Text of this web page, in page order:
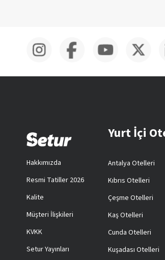
Hakkımızda
Resmi Tatiller 2026
Kalite
Müşteri İlişkileri
KVKK
Setur Yayınları
Yurt İçi
Antalya Otelleri
Kıbrıs Otelleri
Çeşme Otelleri
Kaş Otelleri
Cunda Otelleri
Kuşadası Otelleri